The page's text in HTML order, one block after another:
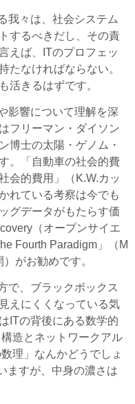
我々は、社会システム
するべきだし、その責
えば、ITのプロフェッ
たなければならない。
活きるはずです。
影響について理解を深
フリーマン・ダイソン
博士の太陽・ゲノム・
。「自動車の社会的費
会的費用」（K.W.カッ
れている考察は今でも
グデータがもたらす価
（オープンサイエ
Fourth Paradigm」（M
がお勧めです。
で、ブラックボックス
えにくくなっている気
ITの背後にある数学的
造とネットワークアル
理」なんかどうでしょ
ますが、中身の濃さは